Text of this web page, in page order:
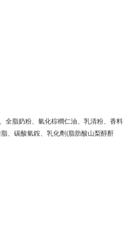
全脂奶粉、氫化棕櫚仁油、乳清粉、香料
、碳酸氫銨、乳化劑(脂肪酸山梨醇酐